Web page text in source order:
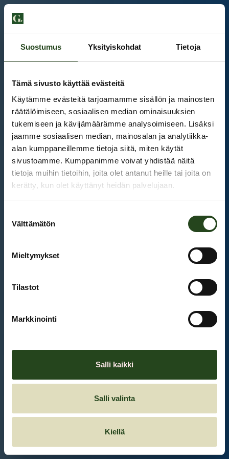
Suostumus Yksityiskohdat Tietoja
Tämä sivusto käyttää evästeitä
Käytämme evästeitä tarjoamamme sisällön ja mainosten
räätälöimiseen, sosiaalisen median ominaisuuksien
tukemiseen ja kävijämäärämme analysoimiseen. Lisäksi
jaamme sosiaalisen median, mainosalan ja analytiikka-
alan kumppaneillemme tietoja siitä, miten käytät
sivustoamme. Kumppanimme voivat yhdistää näitä
tietoja muihin tietoihin, joita olet antanut heille tai joita on
kerätty, kun olet käyttänyt heidän palvelujaan.
valinta
Välttämätön
Mieltymykset
Tilastot
Markkinointi
Salli kaikki
Salli valinta
Kiellä
Kauppakeskus Grani
Et ole kirjautunut sisään.